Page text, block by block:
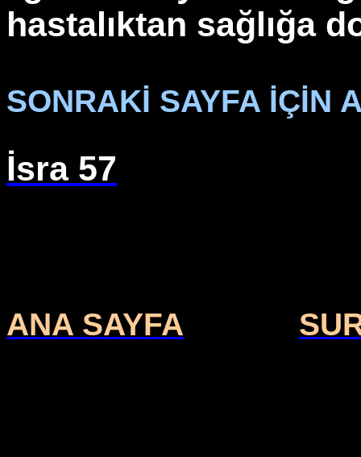
hastalıktan sağlığa
SONRAKİ SAYFA İÇİN
İsra 57
ANA SAYFA